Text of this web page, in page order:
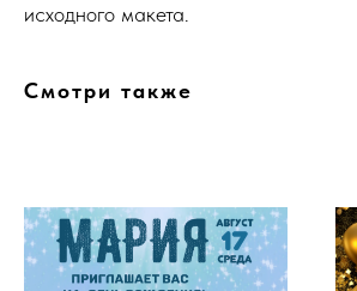
исходного макета.
Смотри также